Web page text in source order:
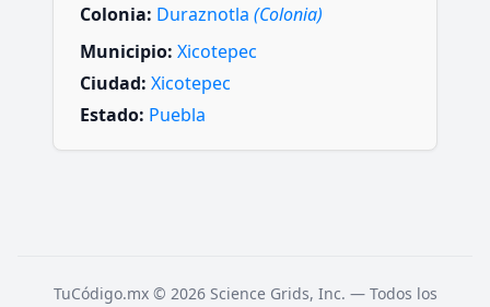
Colonia: Duraznotla (Colonia)
Municipio: Xicotepec
Ciudad: Xicotepec
Estado: Puebla
TuCódigo.mx © 2026 Science Grids, Inc. — Todos los